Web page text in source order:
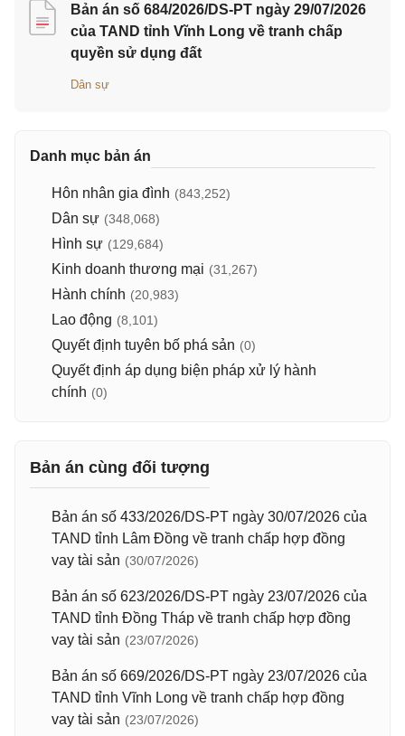
Bản án số 684/2026/DS-PT ngày 29/07/2026
của TAND tỉnh Vĩnh Long về tranh chấp
quyền sử dụng đất
Dân sự
Danh mục bản án
Hôn nhân gia đình (843,252)
Dân sự (348,068)
Hình sự (129,684)
Kinh doanh thương mại (31,267)
Hành chính (20,983)
Lao động (8,101)
Quyết định tuyên bố phá sản (0)
Quyết định áp dụng biện pháp xử lý hành
chính (0)
Bản án cùng đối tượng
Bản án số 433/2026/DS-PT ngày 30/07/2026 của
TAND tỉnh Lâm Đồng về tranh chấp hợp đồng
vay tài sản (30/07/2026)
Bản án số 623/2026/DS-PT ngày 23/07/2026 của
TAND tỉnh Đồng Tháp về tranh chấp hợp đồng
vay tài sản (23/07/2026)
Bản án số 669/2026/DS-PT ngày 23/07/2026 của
TAND tỉnh Vĩnh Long về tranh chấp hợp đồng
vay tài sản (23/07/2026)